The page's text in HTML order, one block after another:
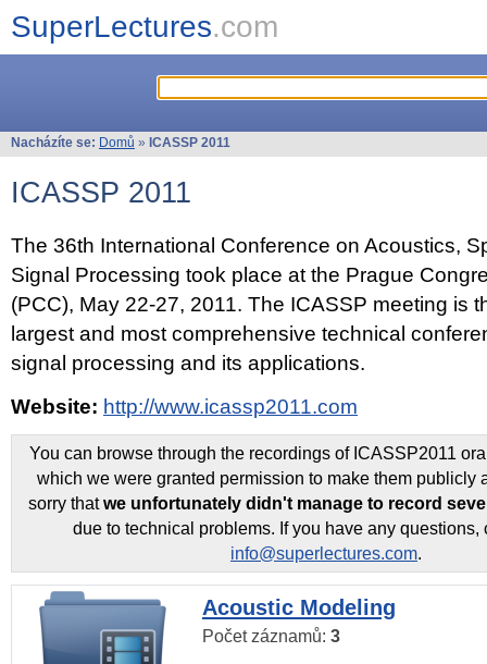
SuperLectures.com
Nacházíte se: Domů » ICASSP 2011
ICASSP 2011
The 36th International Conference on Acoustics,
Signal Processing took place at the Prague
(PCC), May 22-27, 2011. The ICASSP meeting is
largest and most comprehensive technical
signal processing and its applications.
Website: http://www.icassp2011.com
You can browse through the recordings of ICASSP2011
which we were granted permission to make them publicly
sorry thatwe unfortunately didn't manage to record
due to technical problems. If you have any questions,
info@superlectures.com.
Acoustic Modeling
Počet záznamů: 3